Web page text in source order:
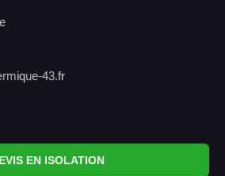
43.fr
EN ISOLATION